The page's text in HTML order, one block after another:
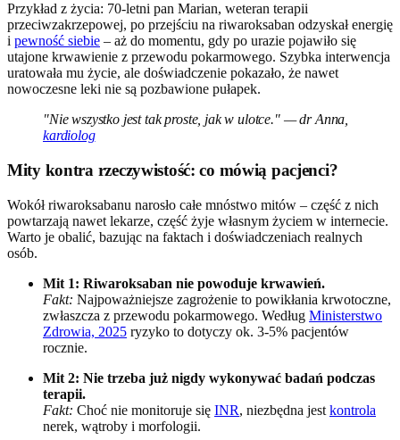
Przykład z życia: 70-letni pan Marian, weteran terapii
przeciwzakrzepowej, po przejściu na riwaroksaban odzyskał energię
i pewność siebie – aż do momentu, gdy po urazie pojawiło się
utajone krwawienie z przewodu pokarmowego. Szybka interwencja
uratowała mu życie, ale doświadczenie pokazało, że nawet
nowoczesne leki nie są pozbawione pułapek.
"Nie wszystko jest tak proste, jak w ulotce." — dr Anna,
kardiolog
Mity kontra rzeczywistość: co mówią pacjenci?
Wokół riwaroksabanu narosło całe mnóstwo mitów – część z nich
powtarzają nawet lekarze, część żyje własnym życiem w internecie.
Warto je obalić, bazując na faktach i doświadczeniach realnych
osób.
Mit 1: Riwaroksaban nie powoduje krwawień.
Fakt: Najpoważniejsze zagrożenie to powikłania krwotoczne,
zwłaszcza z przewodu pokarmowego. Według Ministerstwo
Zdrowia, 2025 ryzyko to dotyczy ok. 3-5% pacjentów
rocznie.
Mit 2: Nie trzeba już nigdy wykonywać badań podczas
terapii.
Fakt: Choć nie monitoruje się INR, niezbędna jest kontrola
nerek, wątroby i morfologii.